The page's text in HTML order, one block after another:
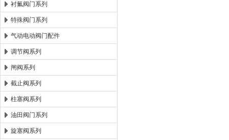
衬氟阀门系列
特殊阀门系列
气动电动阀门配件
调节阀系列
闸阀系列
截止阀系列
柱塞阀系列
油田阀门系列
旋塞阀系列